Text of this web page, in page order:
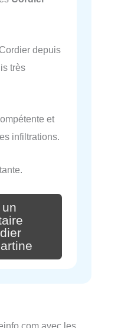
depuis
très
et
infiltrations.
avec les